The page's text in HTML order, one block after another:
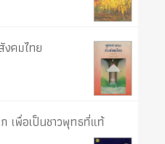
คมไทย
เพื่อเป็นชาวพุทธที่แท้